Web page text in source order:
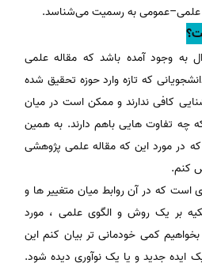
علمی–عمومی به رسمیت می‌شناسد.
به وجود آمده باشد که مقاله علمی
که تازه وارد حوزه تحقیق شده
کافی ندارند و ممکن است در میان
چه تفاوت هایی باهم دارند. به همین
در مورد این که مقاله علمی پژوهشی
کنم.
است که در آن روابط میان متغییر ها و
تکیه بر یک روش و الگوی علمی ، مورد
کمی خودمانی تر بیان کنم این
ایده جدید و یا یک نوآوری دیده شود.